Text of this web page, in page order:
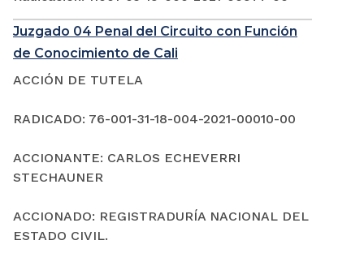
Juzgado 04 Penal del Circuito con Función
de Conocimiento de Cali
ACCIÓN DE TUTELA
RADICADO: 76-001-31-18-004-2021-00010-00
ACCIONANTE: CARLOS ECHEVERRI
STECHAUNER
ACCIONADO: REGISTRADURÍA NACIONAL DEL
ESTADO CIVIL.